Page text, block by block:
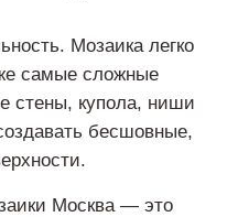
Мозаика легко
самые сложные
стены, купола, ниши
бесшовные,
Москва — это